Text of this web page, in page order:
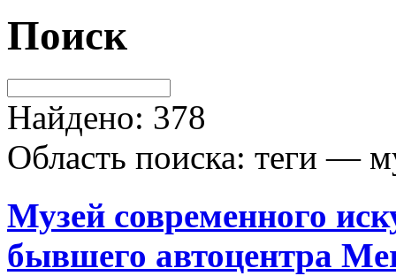
Поиск
Найдено: 378
Область поиска: теги —
Музей современного
бывшего автоцентра